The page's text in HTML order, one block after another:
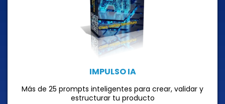
IMPULSO IA
Más de 25 prompts inteligentes para crear, validar y
estructurar tu producto